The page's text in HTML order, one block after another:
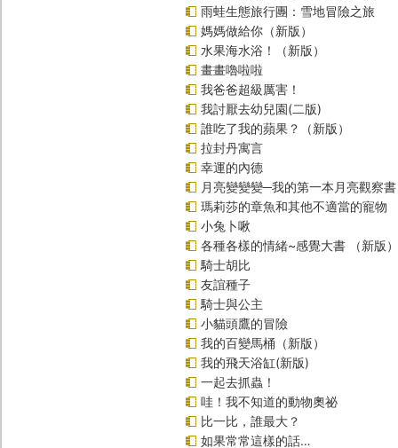
雨蛙生態旅行團：雪地冒險之旅
媽媽做給你（新版）
水果海水浴！（新版）
畫畫嚕啦啦
我爸爸超級厲害！
我討厭去幼兒園(二版)
誰吃了我的蘋果？（新版）
拉封丹寓言
幸運的內德
月亮變變變─我的第一本月亮觀察書
瑪莉莎的章魚和其他不適當的寵物
小兔卜啾
各種各樣的情緒~感覺大書 （新版）
騎士胡比
友誼種子
騎士與公主
小貓頭鷹的冒險
我的百變馬桶（新版）
我的飛天浴缸(新版)
一起去抓蟲！
哇！我不知道的動物奧祕
比一比，誰最大？
如果常常這樣的話…